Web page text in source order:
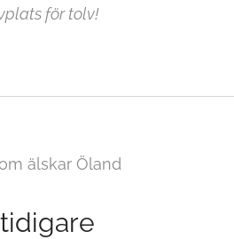
för tolv!
älskar Öland